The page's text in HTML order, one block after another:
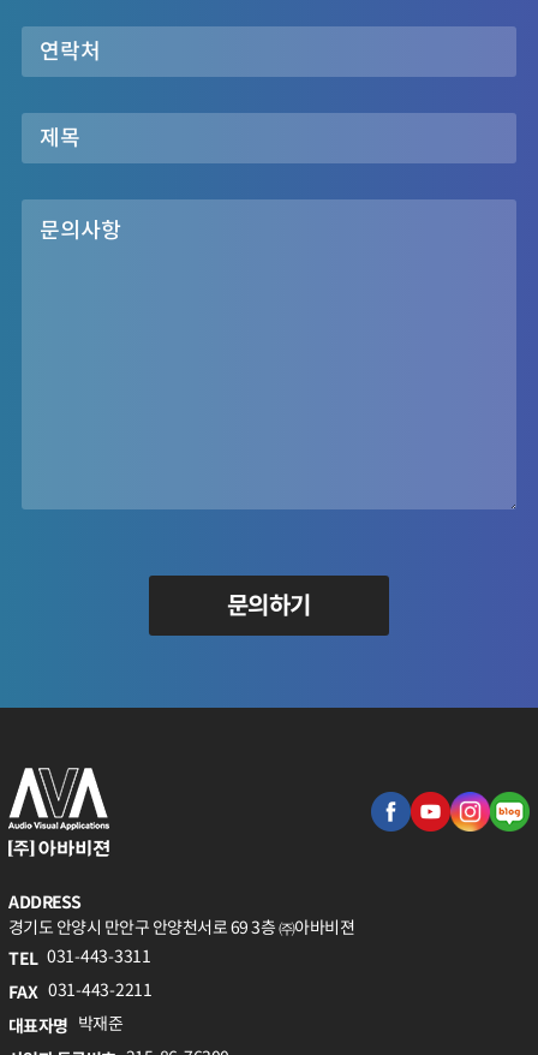
문의하기
ADDRESS
경기도 안양시 만안구 안양천서로 69 3층 ㈜아바비젼
TEL 031-443-3311
FAX 031-443-2211
대표자명 박재준